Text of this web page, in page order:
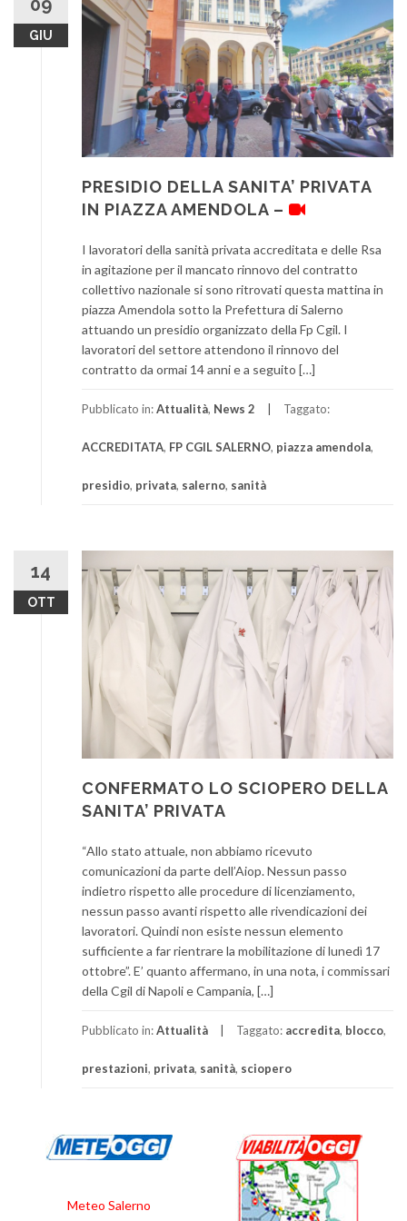
GIU
PRESIDIO DELLA SANITA’ PRIVATA
IN PIAZZA AMENDOLA –
I lavoratori della sanità privata accreditata e delle Rsa
in agitazione per il mancato rinnovo del contratto
collettivo nazionale si sono ritrovati questa mattina in
piazza Amendola sotto la Prefettura di Salerno
attuando un presidio organizzato della Fp Cgil. I
lavoratori del settore attendono il rinnovo del
contratto da ormai 14 anni e a seguito […]
Pubblicato in:Attualità, News 2 Taggato:
ACCREDITATA, FP CGIL SALERNO, piazza amendola,
presidio, privata, salerno, sanità
14
OTT
CONFERMATO LO SCIOPERO DELLA
SANITA’ PRIVATA
“Allo stato attuale, non abbiamo ricevuto
comunicazioni da parte dell’Aiop. Nessun passo
indietro rispetto alle procedure di licenziamento,
nessun passo avanti rispetto alle rivendicazioni dei
lavoratori. Quindi non esiste nessun elemento
sufficiente a far rientrare la mobilitazione di lunedì 17
ottobre”. E’ quanto affermano, in una nota, i commissari
della Cgil di Napoli e Campania, […]
Pubblicato in:Attualità Taggato: accredita, blocco,
prestazioni, privata, sanità, sciopero
Meteo Salerno